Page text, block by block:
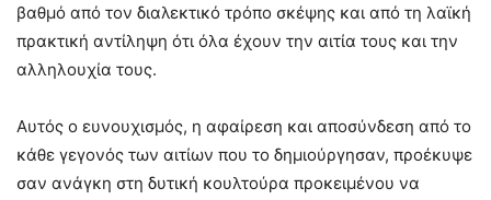
βαθμό από τον διαλεκτικό τρόπο σκέψης και από τη λαϊκή
πρακτική αντίληψη ότι όλα έχουν την αιτία τους και την
αλληλουχία τους.
Αυτός ο ευνουχισμός, η αφαίρεση και αποσύνδεση από το
κάθε γεγονός των αιτίων που το δημιούργησαν, προέκυψε
σαν ανάγκη στη δυτική κουλτούρα προκειμένου να